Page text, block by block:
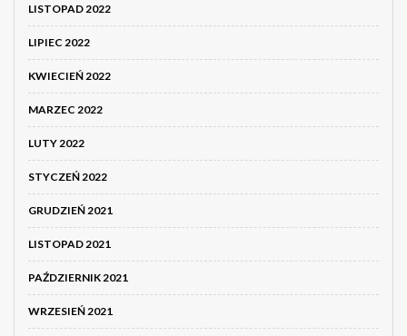
LISTOPAD 2022
LIPIEC 2022
KWIECIEŃ 2022
MARZEC 2022
LUTY 2022
STYCZEŃ 2022
GRUDZIEŃ 2021
LISTOPAD 2021
PAŹDZIERNIK 2021
WRZESIEŃ 2021